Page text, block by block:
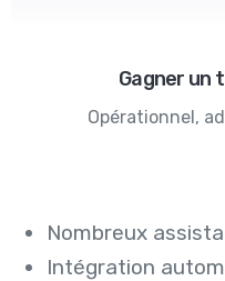
Gagner un
Opérationnel,
Nombreux
Intégration